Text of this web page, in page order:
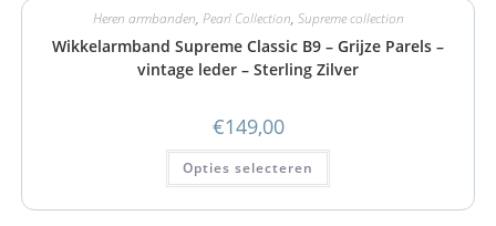
Heren armbanden, Pearl Collection, Supreme collection
Wikkelarmband Supreme Classic B9 – Grijze Parels –
vintage leder – Sterling Zilver
€149,00
Opties selecteren